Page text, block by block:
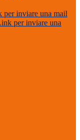
per inviare una mail
per inviare una